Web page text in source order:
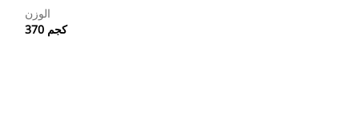
الوزن
370 كجم